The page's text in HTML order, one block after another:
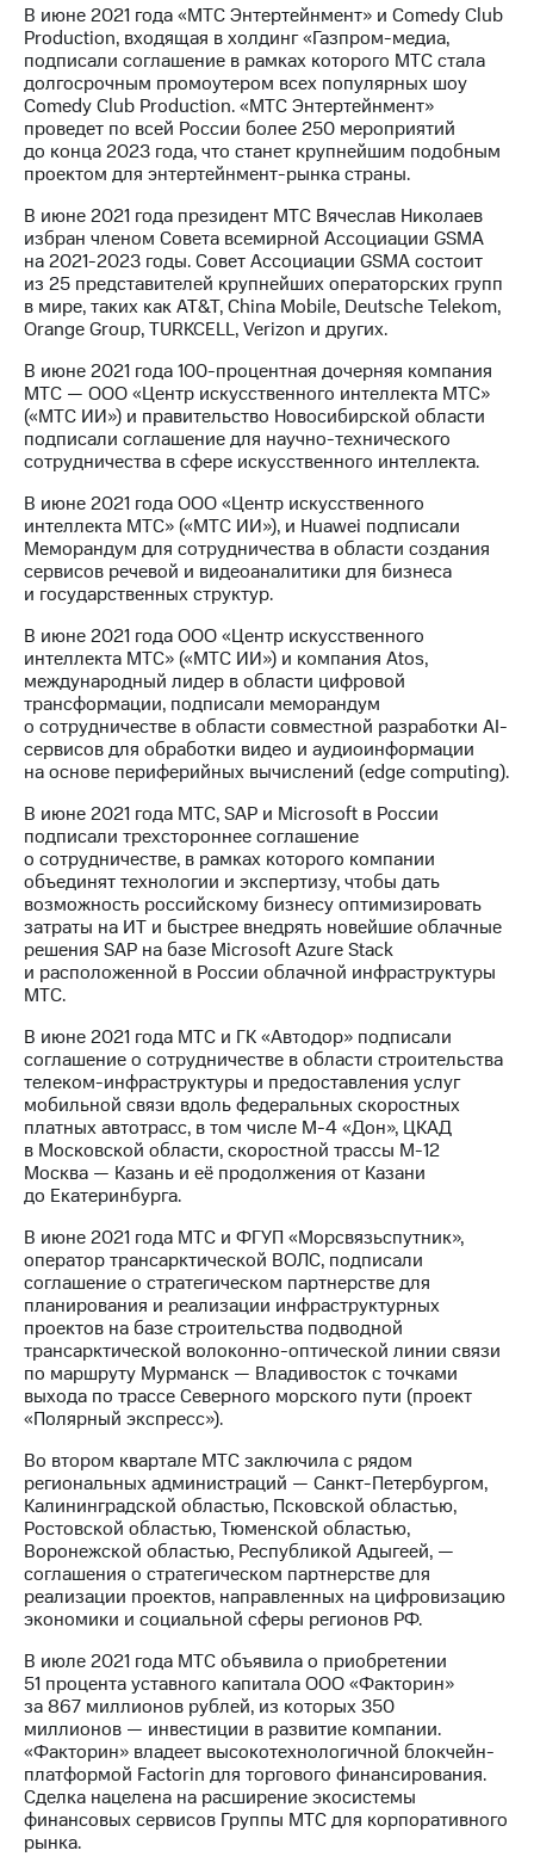
В июне 2021 года «МТС Энтертейнмент» и Comedy Club
Production, входящая в холдинг «Газпром-медиа,
подписали соглашение в рамках которого МТС стала
долгосрочным промоутером всех популярных шоу
Comedy Club Production. «МТС Энтертейнмент»
проведет по всей России более 250 мероприятий
до конца 2023 года, что станет крупнейшим подобным
проектом для энтертейнмент-рынка страны.
В июне 2021 года президент МТС Вячеслав Николаев
избран членом Совета всемирной Ассоциации GSMA
на 2021-2023 годы. Совет Ассоциации GSMA состоит
из 25 представителей крупнейших операторских групп
в мире, таких как AT&T, China Mobile, Deutsche Telekom,
Orange Group, TURKCELL, Verizon и других.
В июне 2021 года 100-процентная дочерняя компания
МТС — ООО «Центр искусственного интеллекта МТС»
(«МТС ИИ») и правительство Новосибирской области
подписали соглашение для научно-технического
сотрудничества в сфере искусственного интеллекта.
В июне 2021 года ООО «Центр искусственного
интеллекта МТС» («МТС ИИ»), и Huawei подписали
Меморандум для сотрудничества в области создания
сервисов речевой и видеоаналитики для бизнеса
и государственных структур.
В июне 2021 года ООО «Центр искусственного
интеллекта МТС» («МТС ИИ») и компания Atos,
международный лидер в области цифровой
трансформации, подписали меморандум
о сотрудничестве в области совместной разработки AI-
сервисов для обработки видео и аудиоинформации
на основе периферийных вычислений (edge computing).
В июне 2021 года МТС, SAP и Microsoft в России
подписали трехстороннее соглашение
о сотрудничестве, в рамках которого компании
объединят технологии и экспертизу, чтобы дать
возможность российскому бизнесу оптимизировать
затраты на ИТ и быстрее внедрять новейшие облачные
решения SAP на базе Microsoft Azure Stack
и расположенной в России облачной инфраструктуры
МТС.
В июне 2021 года МТС и ГК «Автодор» подписали
соглашение о сотрудничестве в области строительства
телеком-инфраструктуры и предоставления услуг
мобильной связи вдоль федеральных скоростных
платных автотрасс, в том числе М-4 «Дон», ЦКАД
в Московской области, скоростной трассы М-12
Москва — Казань и её продолжения от Казани
до Екатеринбурга.
В июне 2021 года МТС и ФГУП «Морсвязьспутник»,
оператор трансарктической ВОЛС, подписали
соглашение о стратегическом партнерстве для
планирования и реализации инфраструктурных
проектов на базе строительства подводной
трансарктической волоконно-оптической линии связи
по маршруту Мурманск — Владивосток с точками
выхода по трассе Северного морского пути (проект
«Полярный экспресс»).
Во втором квартале МТС заключила с рядом
региональных администраций — Санкт-Петербургом,
Калининградской областью, Псковской областью,
Ростовской областью, Тюменской областью,
Воронежской областью, Республикой Адыгеей, —
соглашения о стратегическом партнерстве для
реализации проектов, направленных на цифровизацию
экономики и социальной сферы регионов РФ.
В июле 2021 года МТС объявила о приобретении
51 процента уставного капитала ООО «Факторин»
за 867 миллионов рублей, из которых 350
миллионов — инвестиции в развитие компании.
«Факторин» владеет высокотехнологичной блокчейн-
платформой Factorin для торгового финансирования.
Сделка нацелена на расширение экосистемы
финансовых сервисов Группы МТС для корпоративного
рынка.